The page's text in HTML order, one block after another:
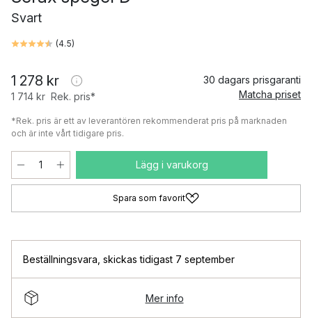
Svart
(4.5)
1 278 kr
1 714 kr Rek. pris*
30 dagars prisgaranti
Matcha priset
*Rek. pris är ett av leverantören rekommenderat pris på marknaden
och är inte vårt tidigare pris.
Lägg i varukorg
Spara som favorit
Beställningsvara skickas tidigast 7 september
Mer info